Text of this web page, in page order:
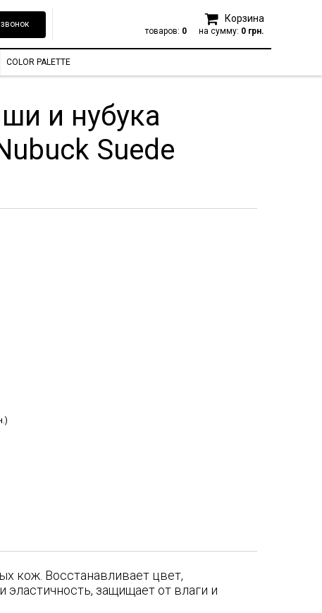
Корзина
товаров: 0 на сумму: 0 грн.
COLOR PALETTE
и нубука
Suede
кож. Восстанавливает цвет,
защищает от влаги и